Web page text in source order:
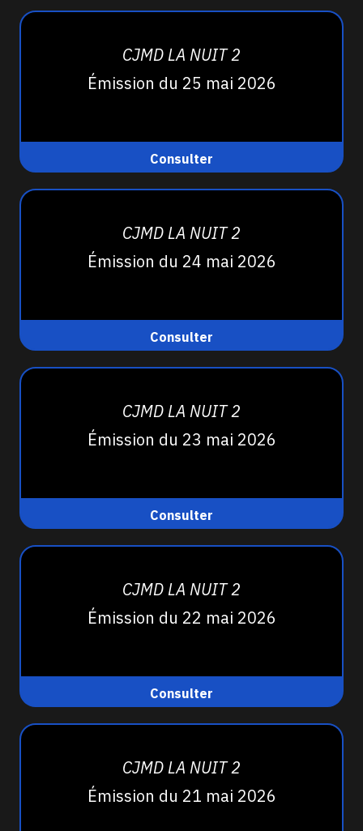
CJMD LA NUIT 2
Émission du 25 mai 2026
Consulter
CJMD LA NUIT 2
Émission du 24 mai 2026
Consulter
CJMD LA NUIT 2
Émission du 23 mai 2026
Consulter
CJMD LA NUIT 2
Émission du 22 mai 2026
Consulter
CJMD LA NUIT 2
Émission du 21 mai 2026